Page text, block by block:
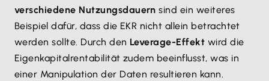
verschiedene Nutzungsdauern sind ein weiteres
Beispiel dafür, dass die EKR nicht allein betrachtet
werden sollte. Durch den Leverage-Effekt wird die
Eigenkapitalrentabilität zudem beeinflusst, was in
einer Manipulation der Daten resultieren kann.